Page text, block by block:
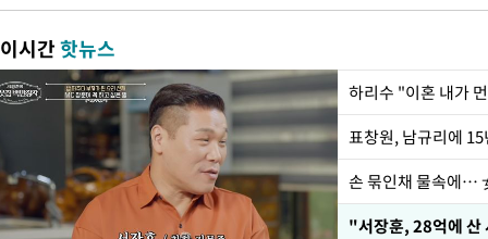
이시간핫뉴스
하리수 "이혼 내가
손 묶인채 물속에…
"서장훈, 28억에 산